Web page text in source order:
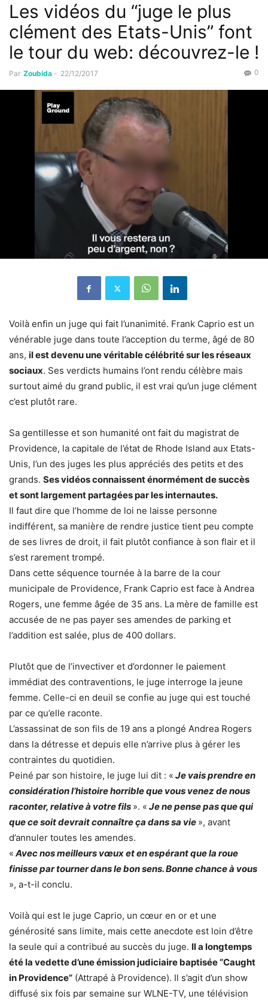
Les vidéos du “juge le plus
clément des Etats-Unis” font
le tour du web: découvrez-le !
Par Zoubida - 22/12/2017 0
Voilà enfin un juge qui fait l’unanimité. Frank Caprio est un
vénérable juge dans toute l’acception du terme, âgé de 80
ans, il est devenu une véritable célébrité sur les réseaux
sociaux. Ses verdicts humains l’ont rendu célèbre mais
surtout aimé du grand public, il est vrai qu’un juge clément
c’est plutôt rare.
Sa gentillesse et son humanité ont fait du magistrat de
Providence, la capitale de l’état de Rhode Island aux Etats-
Unis, l’un des juges les plus appréciés des petits et des
grands. Ses vidéos connaissent énormément de succès
et sont largement partagées par les internautes.
Il faut dire que l’homme de loi ne laisse personne
indifférent, sa manière de rendre justice tient peu compte
de ses livres de droit, il fait plutôt confiance à son flair et il
s’est rarement trompé.
Dans cette séquence tournée à la barre de la cour
municipale de Providence, Frank Caprio est face à Andrea
Rogers, une femme âgée de 35 ans. La mère de famille est
accusée de ne pas payer ses amendes de parking et
l’addition est salée, plus de 400 dollars.
Plutôt que de l’invectiver et d’ordonner le paiement
immédiat des contraventions, le juge interroge la jeune
femme. Celle-ci en deuil se confie au juge qui est touché
par ce qu’elle raconte.
L’assassinat de son fils de 19 ans a plongé Andrea Rogers
dans la détresse et depuis elle n’arrive plus à gérer les
contraintes du quotidien.
Peiné par son histoire, le juge lui dit : « Je vais prendre en
considération l’histoire horrible que vous venez de nous
raconter, relative à votre fils ». « Je ne pense pas que qui
que ce soit devrait connaître ça dans sa vie », avant
d’annuler toutes les amendes.
« Avec nos meilleurs vœux et en espérant que la roue
finisse par tourner dans le bon sens. Bonne chance à vous
», a-t-il conclu.
Voilà qui est le juge Caprio, un cœur en or et une
générosité sans limite, mais cette anecdote est loin d’être
la seule qui a contribué au succès du juge. Il a longtemps
été la vedette d’une émission judiciaire baptisée “Caught
in Providence” (Attrapé à Providence). Il s’agit d’un show
diffusé six fois par semaine sur WLNE-TV, une télévision